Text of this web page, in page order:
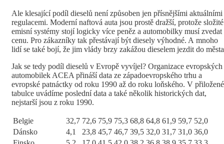
Ale klesající podíl dieselů není způsoben jen přísnějšími aktuálními
regulacemi. Moderní naftová auta jsou prostě dražší, protože složité
emisní systémy stojí logicky více peněz a automobilky musí zvedat
cenu. Pro zákazníky tak přestávají být diesely výhodné. A mnoho
lidí se také bojí, že jim vlády brzy zakážou dieselem jezdit do
Jak se tedy podíl dieselů v Evropě vyvíjel? Organizace evropských
automobilek ACEA přináší data ze západoevropského trhu a
evropské patnáctky od roku 1990 až do roku loňského. V přiložené
tabulce uvádíme poslední data a také několik historických dat,
nejstarší jsou z roku 1990.
Belgie 32,7 72,6 75,9 75,3 68,8 64,8 61,9 59,7 52,0
Dánsko
4,1 23,8 45,7 46,7 39,5 32,0 31,7 31,0 36,0